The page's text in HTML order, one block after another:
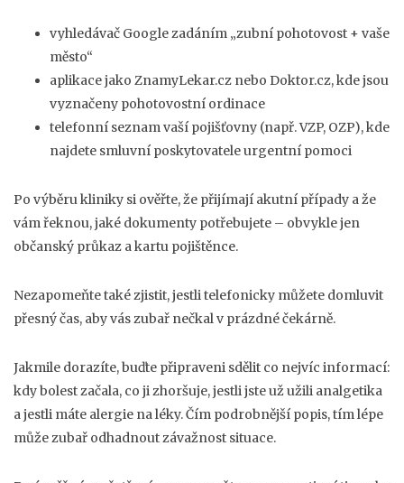
vyhledávač Google zadáním „zubní pohotovost + vaše
město“
aplikace jako ZnamyLekar.cz nebo Doktor.cz, kde jsou
vyznačeny pohotovostní ordinace
telefonní seznam vaší pojišťovny (např. VZP, OZP), kde
najdete smluvní poskytovatele urgentní pomoci
Po výběru kliniky si ověřte, že přijímají akutní případy a že
vám řeknou, jaké dokumenty potřebujete – obvykle jen
občanský průkaz a kartu pojištěnce.
Nezapomeňte také zjistit, jestli telefonicky můžete domluvit
přesný čas, aby vás zubař nečkal v prázdné čekárně.
Jakmile dorazíte, buďte připraveni sdělit co nejvíc informací:
kdy bolest začala, co ji zhoršuje, jestli jste už užili analgetika
a jestli máte alergie na léky. Čím podrobnější popis, tím lépe
může zubař odhadnout závažnost situace.